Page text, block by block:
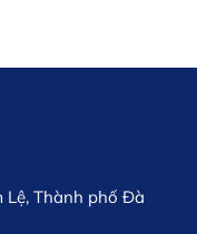
Lệ, Thành phố Đà